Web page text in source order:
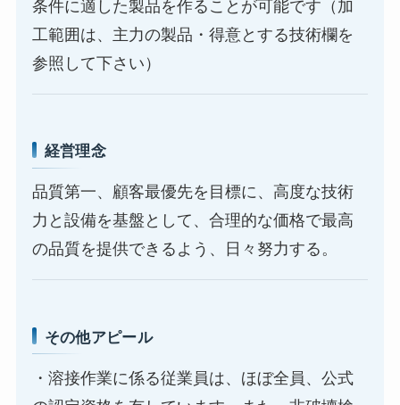
条件に適した製品を作ることが可能です（加
工範囲は、主力の製品・得意とする技術欄を
参照して下さい）
経営理念
品質第一、顧客最優先を目標に、高度な技術
力と設備を基盤として、合理的な価格で最高
の品質を提供できるよう、日々努力する。
その他アピール
・溶接作業に係る従業員は、ほぼ全員、公式